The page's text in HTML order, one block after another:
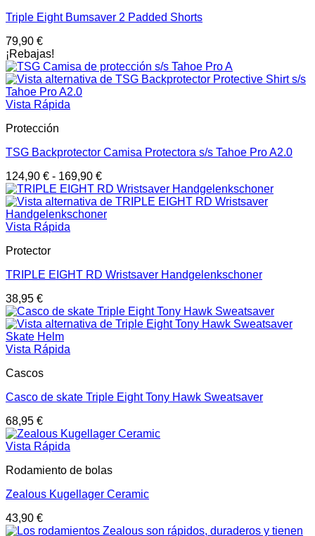
Triple Eight Bumsaver 2 Padded Shorts
79,90 €
¡Rebajas!
Vista Rápida
Protección
TSG Backprotector Camisa Protectora s/s Tahoe Pro A2.0
124,90 € - 169,90 €
Vista Rápida
Protector
TRIPLE EIGHT RD Wristsaver Handgelenkschoner
38,95 €
Vista Rápida
Cascos
Casco de skate Triple Eight Tony Hawk Sweatsaver
68,95 €
Vista Rápida
Rodamiento de bolas
Zealous Kugellager Ceramic
43,90 €